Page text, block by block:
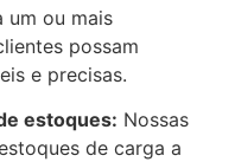
um ou mais
possam
​​e precisas.
estoques: Nossas
de carga a